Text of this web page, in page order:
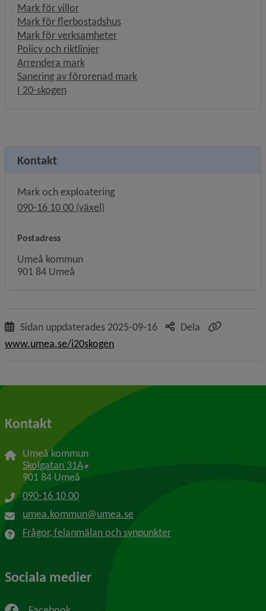
Mark för villor
Mark för flerbostadshus
Mark för verksamheter
Policy och riktlinjer
Arrendera mark
Sanering av förorenad mark
I 20-skogen
Kontakt
Mark och exploatering
090-16 10 00 (växel)
Postadress
Umeå kommun
901 84 Umeå
Sidan uppdaterades 2025-09-16
Dela
www.umea.se/i20skogen
Kontakt
Umeå kommun
Skolgatan 31A Länk till annan webbplats, öppnas i nytt
901 84 Umeå
090-16 10 00
umea.kommun@umea.se
Frågor, felanmälan och synpunkter
Sociala medier